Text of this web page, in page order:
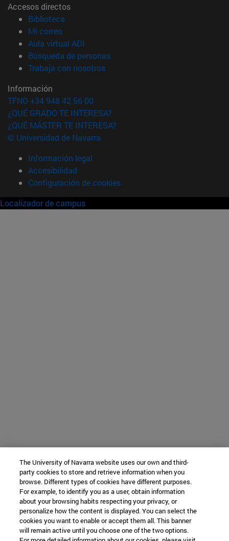
Accesos directos
Biblioteca
Mi correo(abre en nueva ventana)
Aula virtual ADI
Búsqueda de personas(abre en nueva ventana)
Trabaja con nosotros(abre en nueva ventana)
Información
TFNO +34 948 42 56 00
¿QUÉ GRADO TE INTERESA?
¿QUÉ MÁSTER TE INTERESA?
© Universidad de Navarra
Información legal
Accesibilidad
Configuración de cookies
Localizador de campus
The University of Navarra website uses our own and third-
party cookies to store and retrieve information when you
browse. Different types of cookies have different purposes.
For example, to identify you as a user, obtain information
about your browsing habits respecting your privacy, or
personalize how the content is displayed. You can select the
cookies you want to enable or accept them all. This banner
will remain active until you choose one of the two options.